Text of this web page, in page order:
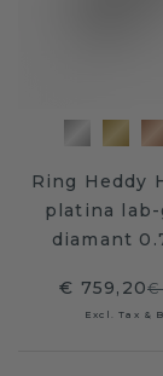
Ring Heddy
platina
diamant
€ 759,20€
Excl. Tax &